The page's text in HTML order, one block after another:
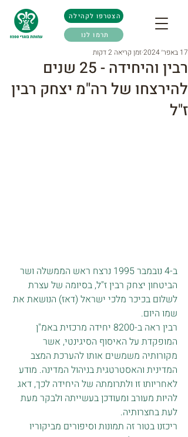
הצטרפו לקהילה
תרמו לנו
רבין והיחידה - 25 שנים
להירצחו של רה"מ יצחק רבין
ז"ל
17 באפר׳ 2024 זמן קריאה 2 דקות
ב-4 נובמבר 1995 נרצח ראש הממשלה ושר
הביטחון יצחק רבין ז"ל, בסיומה של עצרת
לשלום בכיכר מלכי ישראל (דאז) הנושאת את
שמו היום.
רבין ראה ב-8200 יחידה מרכזית באמ"ן
המופקדת על האיסוף הסיגינטי, אשר
מקורותיה משמשים אותו להערכת המצב
המדינית והאסטרטגית בניהול המדינה. מודע
לאחריותו זו ולתרומתה של היחידה לכך, דאג
להיות מעורב ומעודכן בעשייתה ולבקר מעת
לעת בחצרותיה.
ריכזנו בטור זה תמונות וסיפורים מביקוריו